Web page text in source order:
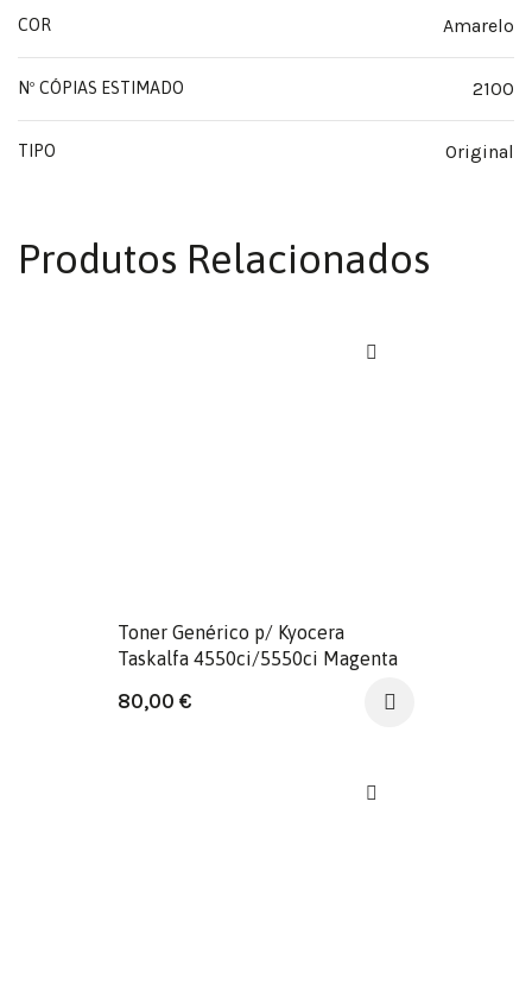
COR Amarelo
Nº CÓPIAS ESTIMADO 2100
TIPO Original
Produtos Relacionados
Toner Genérico p/ Kyocera
Taskalfa 4550ci/5550ci Magenta
80,00 €